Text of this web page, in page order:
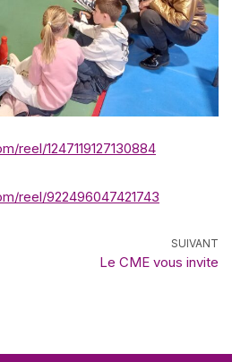
reel/1247119127130884
reel/922496047421743
SUIVANT
Le CME vous invite